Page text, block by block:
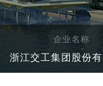
企业名称
浙江交工集团股份有